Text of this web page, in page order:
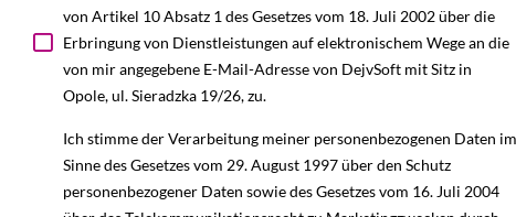
von Artikel 10 Absatz 1 des Gesetzes vom 18. Juli 2002 über die
Erbringung von Dienstleistungen auf elektronischem Wege an die
von mir angegebene E-Mail-Adresse von DejvSoft mit Sitz in
Opole, ul. Sieradzka 19/26, zu.
Ich stimme der Verarbeitung meiner personenbezogenen Daten im
Sinne des Gesetzes vom 29. August 1997 über den Schutz
personenbezogener Daten sowie des Gesetzes vom 16. Juli 2004